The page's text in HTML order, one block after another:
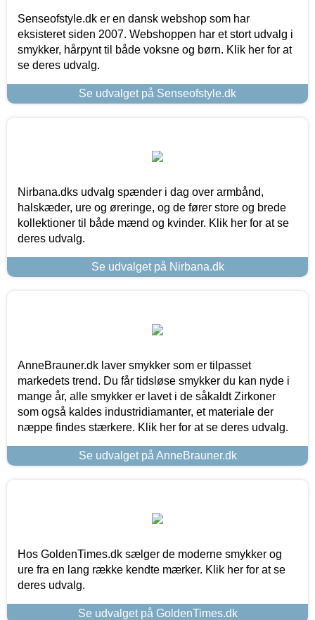
Senseofstyle.dk er en dansk webshop som har
eksisteret siden 2007. Webshoppen har et stort udvalg i
smykker, hårpynt til både voksne og børn. Klik her for at
se deres udvalg.
Se udvalget på Senseofstyle.dk
Nirbana.dks udvalg spænder i dag over armbånd,
halskæder, ure og øreringe, og de fører store og brede
kollektioner til både mænd og kvinder. Klik her for at se
deres udvalg.
Se udvalget på Nirbana.dk
AnneBrauner.dk laver smykker som er tilpasset
markedets trend. Du får tidsløse smykker du kan nyde i
mange år, alle smykker er lavet i de såkaldt Zirkoner
som også kaldes industridiamanter, et materiale der
næppe findes stærkere. Klik her for at se deres udvalg.
Se udvalget på AnneBrauner.dk
Hos GoldenTimes.dk sælger de moderne smykker og
ure fra en lang række kendte mærker. Klik her for at se
deres udvalg.
Se udvalget på GoldenTimes.dk